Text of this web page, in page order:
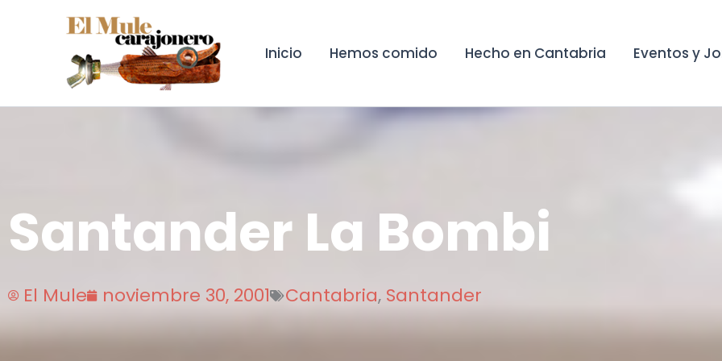
Inicio Hemos comido Hecho en Cantabria Eventos y
Santander La Bombi
El Mule noviembre 30, 2001 Cantabria, Santander